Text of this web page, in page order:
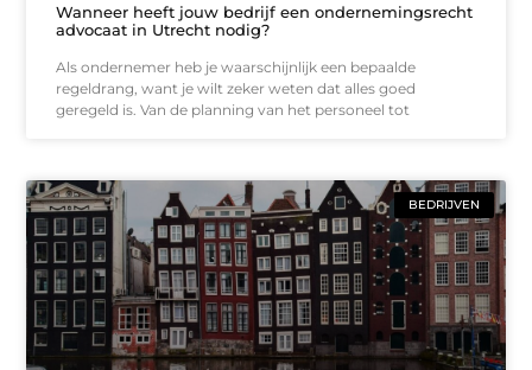
Wanneer heeft jouw bedrijf een ondernemingsrecht
advocaat in Utrecht nodig?
Als ondernemer heb je waarschijnlijk een bepaalde
regeldrang, want je wilt zeker weten dat alles goed
geregeld is. Van de planning van het personeel tot
BEDRIJVEN